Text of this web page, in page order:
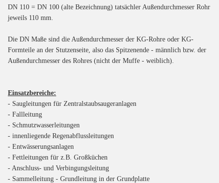
DN 110 = DN 100 (alte Bezeichnung) tatsächler Außendurchmesser Rohr
jeweils 110 mm.
Die DN Maße sind die Außendurchmesser der KG-Rohre oder KG-
Formteile an der Stutzenseite, also das Spitzenende - männlich bzw. der
Außendurchmesser des Rohres (nicht der Muffe - weiblich).
Einsatzbereiche:
- Saugleitungen für Zentralstaubsaugeranlagen
- Fallleitung
- Schmutzwasserleitungen
- innenliegende Regenabflussleitungen
- Entwässerungsanlagen
- Fettleitungen für z.B. Großküchen
- Anschluss- und Verbingungsleitung
- Sammelleitung - Grundleitung in der Grundplatte